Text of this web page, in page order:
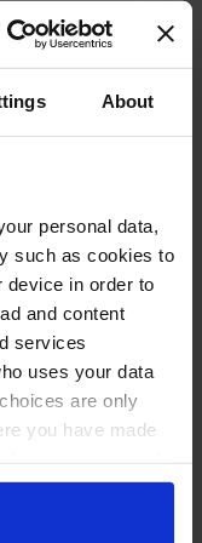
About
personal data,
such as cookies to
device in order to
and content
services
uses your data
are only
you have made
or by clicking on
Bestätigung) *
Anbieters und
und
*